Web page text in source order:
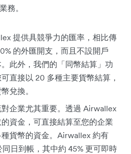
務。
提供具競爭力的匯率，相比傳
的外匯開支，而且不設開戶
此外，我們的「同幣結算」功
直接以 20 多種主要貨幣結算，
兌換。
企業尤其重要。透過 Airwallex
資金，可直接結算至您的企業
貨幣的資金。Airwallex 約有
日到帳，其中約 45% 更可即時